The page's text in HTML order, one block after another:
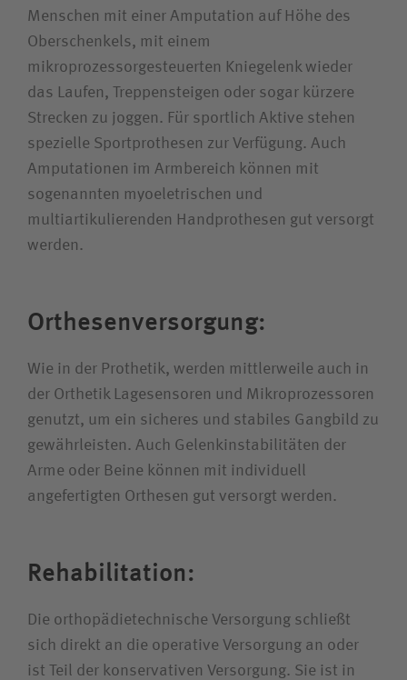
Menschen mit einer Amputation auf Höhe des
Oberschenkels, mit einem
mikroprozessorgesteuerten Kniegelenk wieder
das Laufen, Treppensteigen oder sogar kürzere
Strecken zu joggen. Für sportlich Aktive stehen
spezielle Sportprothesen zur Verfügung. Auch
Amputationen im Armbereich können mit
sogenannten myoeletrischen und
multiartikulierenden Handprothesen gut versorgt
werden.
Orthesenversorgung:
Wie in der Prothetik, werden mittlerweile auch in
der Orthetik Lagesensoren und Mikroprozessoren
genutzt, um ein sicheres und stabiles Gangbild zu
gewährleisten. Auch Gelenkinstabilitäten der
Arme oder Beine können mit individuell
angefertigten Orthesen gut versorgt werden.
Rehabilitation:
Die orthopädietechnische Versorgung schließt
sich direkt an die operative Versorgung an oder
ist Teil der konservativen Versorgung. Sie ist in